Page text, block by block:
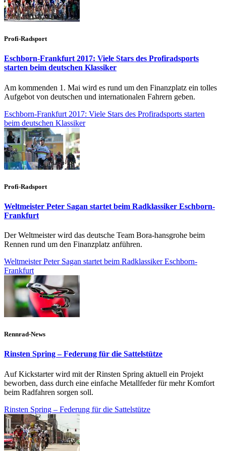
Profi-Radsport
Eschborn-Frankfurt 2017: Viele Stars des Profiradsports
starten beim deutschen Klassiker
Am kommenden 1. Mai wird es rund um den Finanzplatz ein tolles
Aufgebot von deutschen und internationalen Fahrern geben.
Eschborn-Frankfurt 2017: Viele Stars des Profiradsports starten
beim deutschen Klassiker
Profi-Radsport
Weltmeister Peter Sagan startet beim Radklassiker Eschborn-
Frankfurt
Der Weltmeister wird das deutsche Team Bora-hansgrohe beim
Rennen rund um den Finanzplatz anführen.
Weltmeister Peter Sagan startet beim Radklassiker Eschborn-
Frankfurt
Rennrad-News
Rinsten Spring – Federung für die Sattelstütze
Auf Kickstarter wird mit der Rinsten Spring aktuell ein Projekt
beworben, dass durch eine einfache Metallfeder für mehr Komfort
beim Radfahren sorgen soll.
Rinsten Spring – Federung für die Sattelstütze